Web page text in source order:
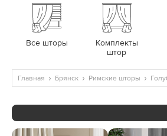
Все шторы
Комплекты
штор
Главная Брянск Римские шторы